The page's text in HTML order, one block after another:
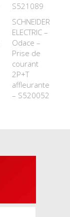
S521089
SCHNEIDER
ELECTRIC –
Odace –
Prise de
courant
2P+T
affleurante
– S520052